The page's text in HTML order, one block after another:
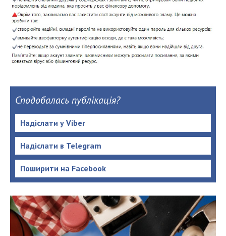
Сподобалась публікація?
Надіслати у Viber
Надіслати в Telegram
Поширити на Facebook